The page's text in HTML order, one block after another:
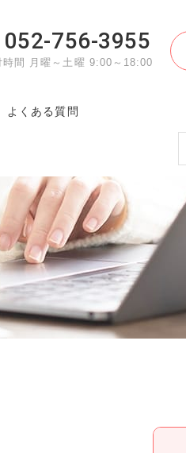
よくある質問
052-756-3955
時間 月曜～土曜 9:00～18:00